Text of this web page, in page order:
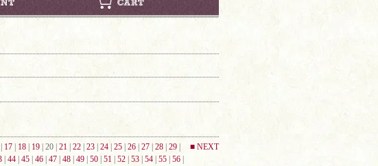
17 18 19 | 20 | 21 22 23 24 25 26 27 28 29
| 44| 45| 46| 47| 48| 49| 50| 51| 52| 53| 54| 55| 56|
■ NEXT